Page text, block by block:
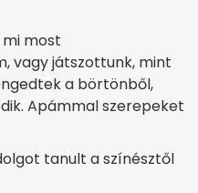
most
vagy játszottunk, mint
a börtönből,
Apámmal szerepeket
tanult a színésztől